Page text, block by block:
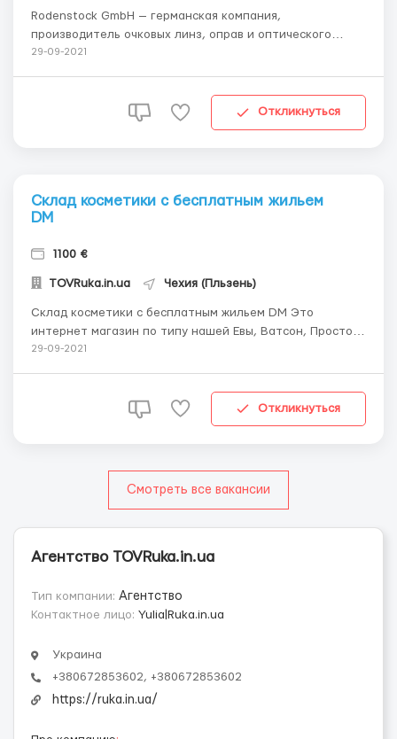
Rodenstock GmbH — германская компания,
производитель очковых линз, оправ и оптического
оборудования. Юлия +38067 285 3602 **Сайт** Город: м.
Труда ЧР согласно трудового договора. Раб...
29-09-2021
Откликнуться
Склад косметики с бесплатным жильем
DM
1100 €
TOVRuka.in.ua Чехия (Пльзень)
Склад косметики с бесплатным жильем DM Это
интернет магазин по типу нашей Евы, Ватсон, Простор.
Нужны мужчины и женщины до 60 лет на легкую работу
украшений. Юлия +38067 285 3602 Локация - го...
29-09-2021
Откликнуться
Смотреть все вакансии
Агентство TOVRuka.in.ua
Тип компании: Агентство
Контактное лицо: Yulia|Ruka.in.ua
Украина
+380672853602, +380672853602
https://ruka.in.ua/